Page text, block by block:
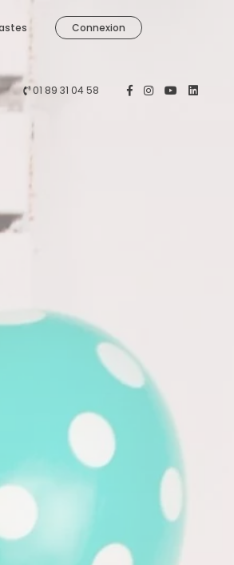
Connexion
01 89 31 04 58